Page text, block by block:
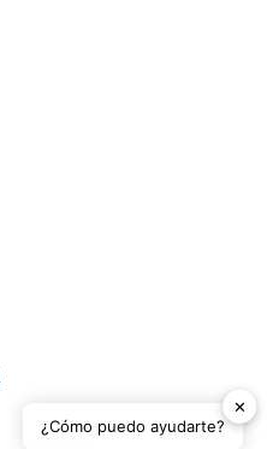
✕
¿Cómo puedo ayudarte?